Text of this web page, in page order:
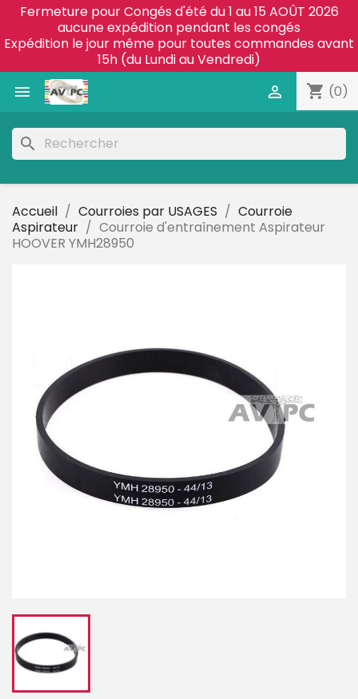
Fermeture pour Congés d'été du 1 au 15 AOÛT 2026
aucune expédition pendant les congés
Expédition le jour même pour toutes commandes avant
15h (du Lundi au Vendredi)
 shopping_cart (0)

search
Accueil Courroies par USAGES
Courroie
Aspirateur
Courroie d'entraînement Aspirateur
HOOVER YMH28950